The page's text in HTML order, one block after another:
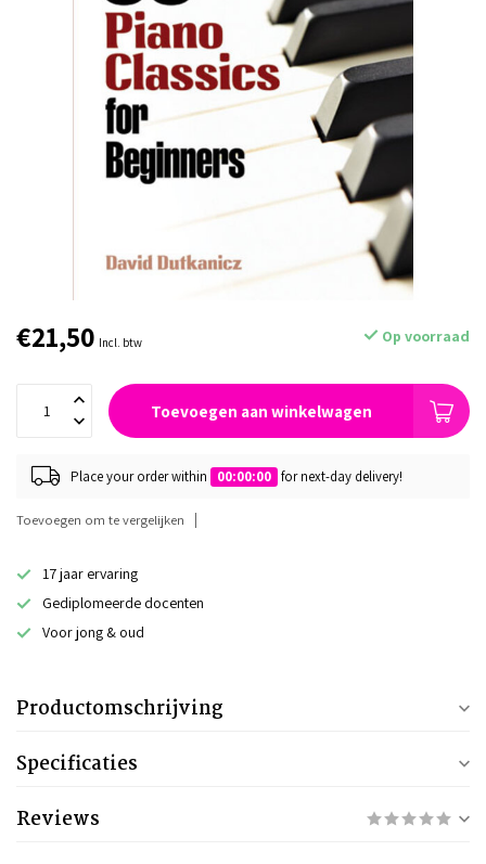
€21,50 Incl. btw Op voorraad
Toevoegen aan winkelwagen
Place your order within 00:00:00 for next-day delivery!
Toevoegen om te vergelijken
17 jaar ervaring
Gediplomeerde docenten
Voor jong & oud
Productomschrijving
Specificaties
Reviews